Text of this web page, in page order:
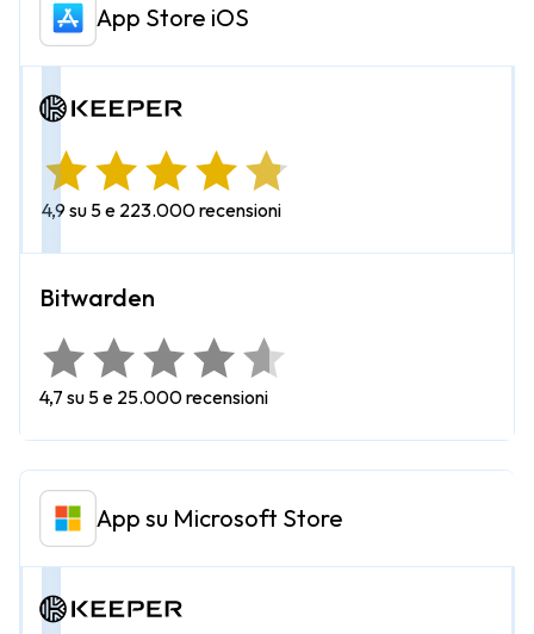
App Store iOS
4,9 su 5 e 223.000 recensioni
4,7 su 5 e 25.000 recensioni
App su Microsoft Store